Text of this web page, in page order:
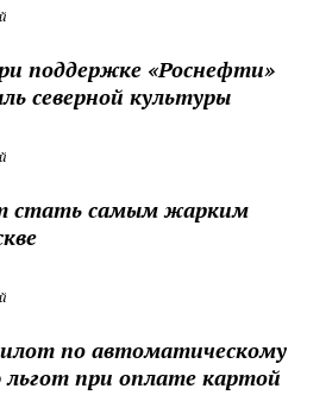
поддержке «Роснефти»
северной культуры
стать самым жарким
по автоматическому
при оплате картой